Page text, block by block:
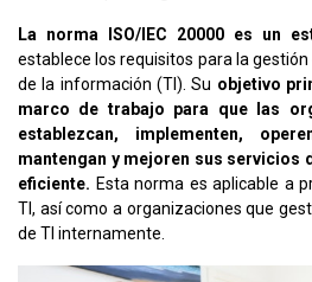
La norma ISO/IEC 20000 es un
establece los requisitos para la
de la información (TI). Su objetivo
marco de trabajo para que las
establezcan, implementen,
mantengan y mejoren sus servicios
eficiente. Esta norma es aplicable a
TI, así como a organizaciones que
de TI internamente.